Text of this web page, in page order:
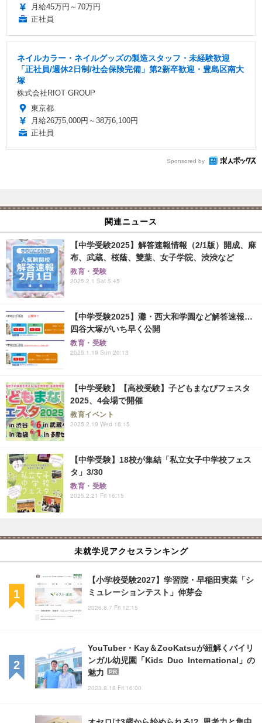
月給45万円～70万円
正社員
ネイルカラー・ネイルグッズの製造スタッフ・未経験歓迎
「正社員/週休2日制/社会保険完備」第2新卒歓迎・豊島区南大
塚
株式会社RIOT GROUP
東京都
月給26万5,000円～38万6,100円
正社員
Sponsored by
関連ニュース
【中学受験2025】解答速報情報（2/1版）開成、麻
布、武蔵、桜蔭、雙葉、女子学院、渋渋など
教育・受験
2025.2.1 Sat 5:45
【中学受験2025】灘・西大和学園など解答速報…
四谷大塚がいち早く公開
教育・受験
2025.1.19 Sun 20:13
【中学受験】【高校受験】子どもまなびフェスタ
2025、4会場で開催
教育イベント
2025.2.19 Wed 16:15
【中学受験】18校が集結「私立女子中学校フェス
タ」3/30
教育・受験
2025.2.21 Fri 16:15
未就学児アクセスランキング
【小学校受験2027】学習院・早稲田実業「シ
ミュレーションテスト」伸芽会
2026.8.7 Fri 12:15
YouTuber・Kay＆ZooKatsuが紐解くバイリ
ンガル幼児園「Kids Duo International」の
魅力
PR
2023.8.18 Fri 16:00